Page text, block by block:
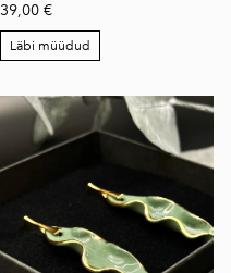
39,00 €
Läbi müüdud